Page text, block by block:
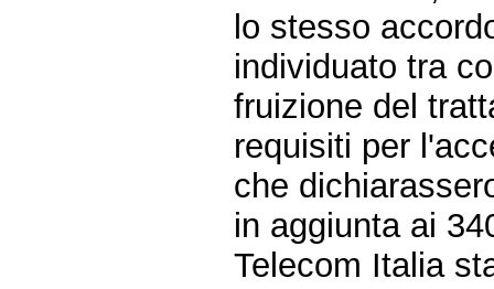
lo stesso
individuato tra
fruizione del
requisiti per
che
in aggiunta ai
Telecom Italia